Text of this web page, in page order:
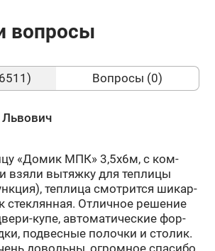
вопросы
Вопросы (0)
«Домик МПК» 3,5х6м, с ком­
взяли вы­тяж­ку для теп­ли­цы
теп­ли­ца смот­рит­ся ши­кар­
стек­лян­ная. От­лич­ное ре­ше­ние
​купе, ав­то­ма­ти­че­ские фор­
под­вес­ные по­лоч­ки и сто­лик.
до­воль­ны, огром­ное спа­си­бо